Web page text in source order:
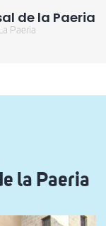
de la Paeria
Paeria
la Paeria